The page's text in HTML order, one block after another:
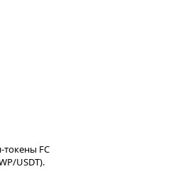
токены FC
USDT).